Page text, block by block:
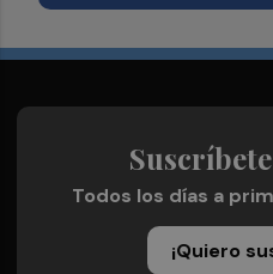
Todos los días a
¡Quiero